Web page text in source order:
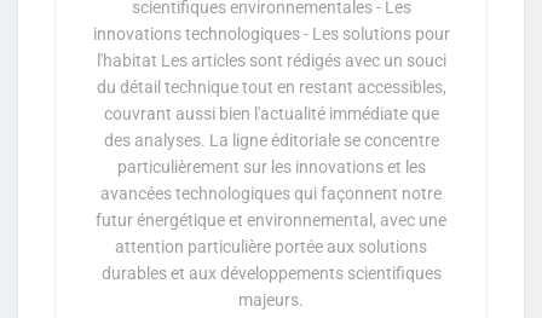
scientifiques environnementales - Les
innovations technologiques - Les solutions pour
l'habitat Les articles sont rédigés avec un souci
du détail technique tout en restant accessibles,
couvrant aussi bien l'actualité immédiate que
des analyses. La ligne éditoriale se concentre
particulièrement sur les innovations et les
avancées technologiques qui façonnent notre
futur énergétique et environnemental, avec une
attention particulière portée aux solutions
durables et aux développements scientifiques
majeurs.